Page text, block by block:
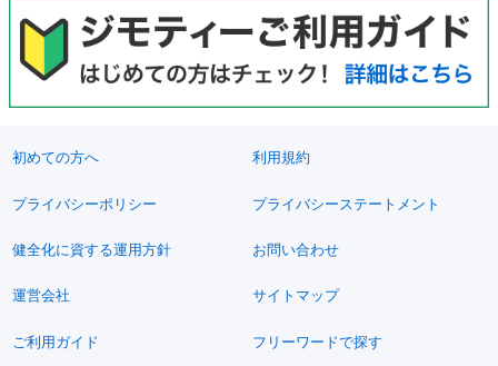
初めての方へ 利用規約
プライバシーポリシー プライバシーステートメント
健全化に資する運用方針 お問い合わせ
運営会社 サイトマップ
ご利用ガイド フリーワードで探す